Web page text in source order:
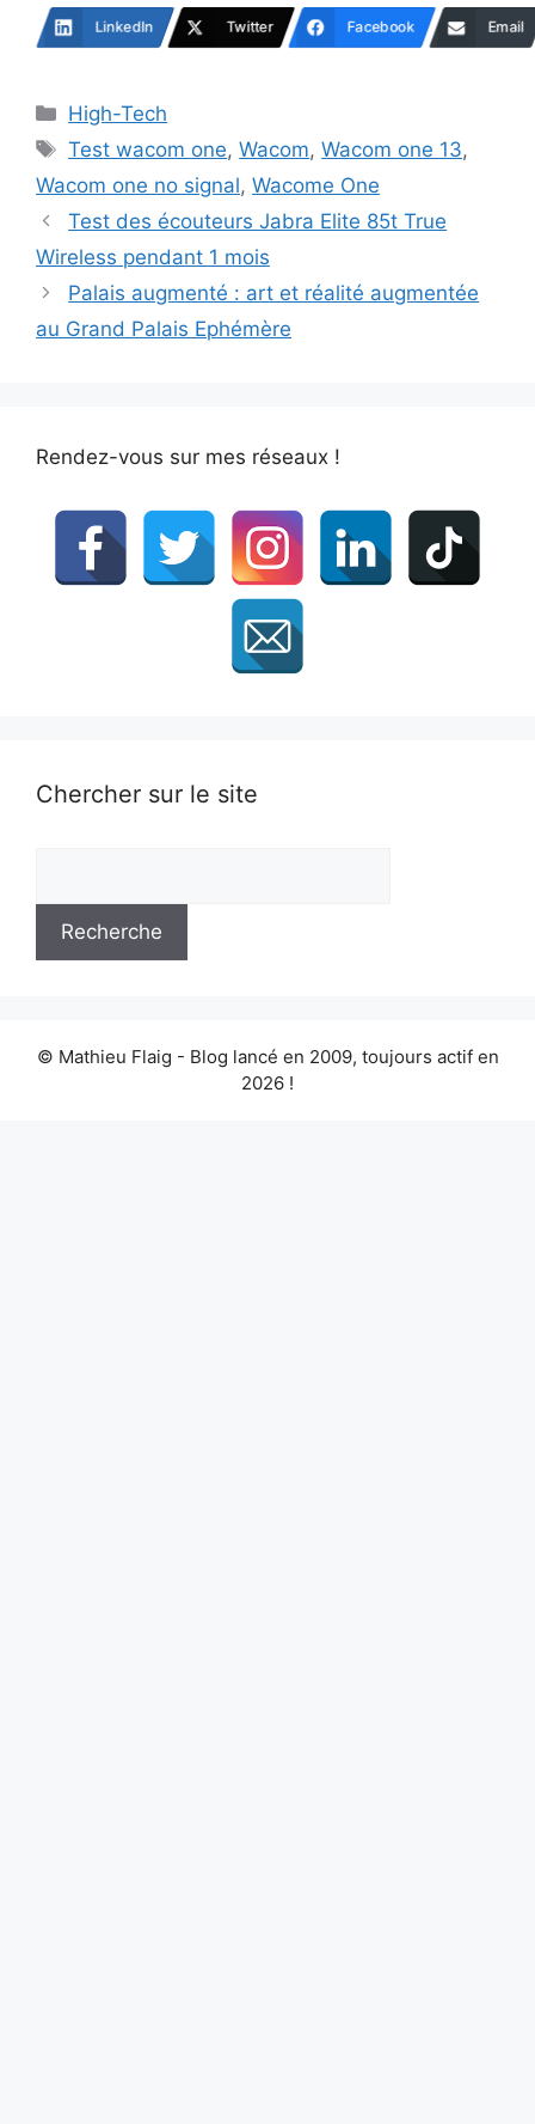
LinkedIn Twitter Facebook Email
Catégories
High-Tech
Étiquettes
Test wacom one,Wacom,Wacom one 13,
Wacom one no signal, Wacome One
Test des écouteurs Jabra Elite 85t True
Wireless pendant 1 mois
Palais augmenté : art et réalité augmentée
au Grand Palais Ephémère
Rendez-vous sur mes réseaux !
Chercher sur le site
© Mathieu Flaig - Blog lancé en 2009, toujours actif en
2026 !